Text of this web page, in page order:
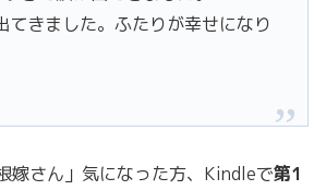
てきました。ふたりが幸せになり
嫁さん」気になった方、Kindleで第1